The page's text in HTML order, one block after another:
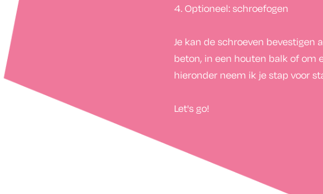
4. Optioneel: schroefogen
Je kan de schroeven bevestigen
beton, in een houten balk of om
hieronder neem ik je stap voor
Let's go!